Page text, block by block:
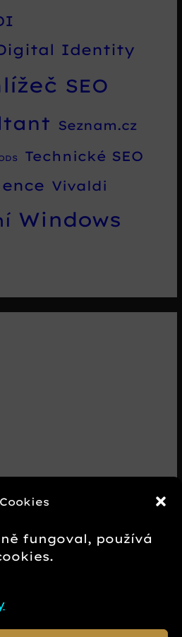
Cookies
fungoval, používá
Identity
SEO
Seznam.cz
Technické SEO
Vivaldi
Windows